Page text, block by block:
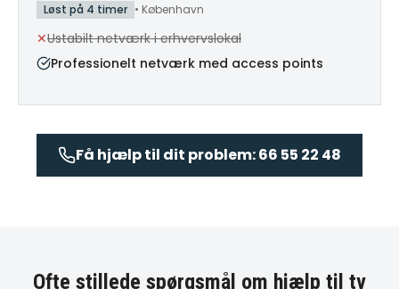
Løst på 4 timer • København
✕Ustabilt netværk i erhvervslokal
Professionelt netværk med access points
Få hjælp til dit problem: 66 55 22 48
Ofte stillede spørgsmål om hjælp til tv